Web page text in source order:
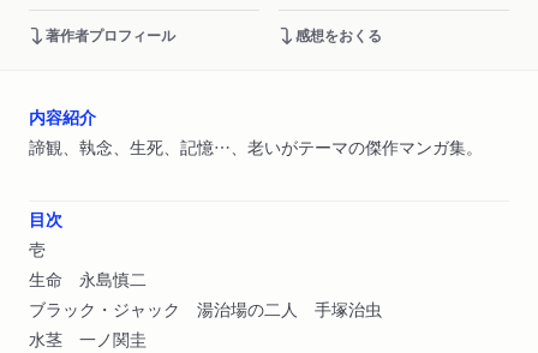
著作者プロフィール 感想をおくる
内容紹介
諦観、執念、生死、記憶…、老いがテーマの傑作マンガ集。
目次
壱
生命 永島慎二
ブラック・ジャック 湯治場の二人 手塚治虫
水茎 一ノ関圭